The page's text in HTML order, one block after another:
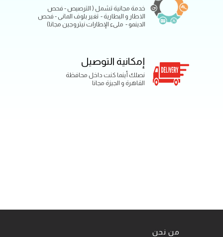
من نحن
خدمة مجانية تشمل ( الترصيص - فحص
الاطار و البطارية - تغير بلوف المانى - فحص
الدينمو - ملىء الإطارات نيتروجين مجانا)
إمكانية التوصيل
نصلك أينما كنت داخل محافظة
القاهرة و الجيزة مجانا